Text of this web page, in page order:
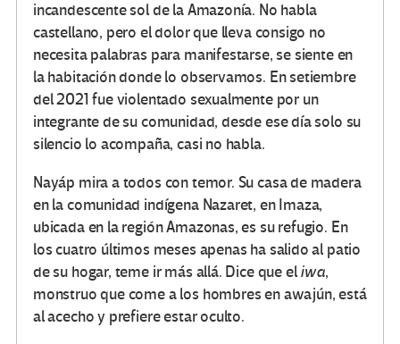
incandescente sol de la Amazonía. No habla
castellano, pero el dolor que lleva consigo no
necesita palabras para manifestarse, se siente en
la habitación donde lo observamos. En setiembre
del 2021 fue violentado sexualmente por un
integrante de su comunidad, desde ese día solo su
silencio lo acompaña, casi no habla.
Nayáp mira a todos con temor. Su casa de madera
en la comunidad indígena Nazaret, en Imaza,
ubicada en la región Amazonas, es su refugio. En
los cuatro últimos meses apenas ha salido al patio
de su hogar, teme ir más allá. Dice que eliwa,
monstruo que come a los hombres en awajún, está
al acecho y prefiere estar oculto.